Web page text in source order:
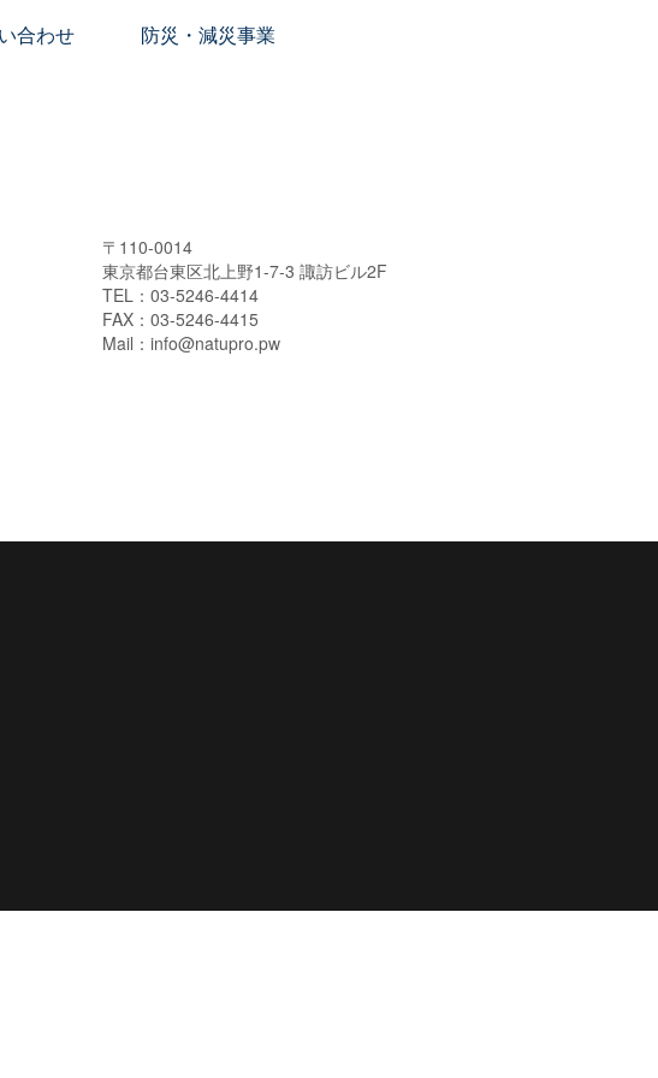
合わせ 防災・減災事業
〒110-0014
東京都台東区北上野1-7-3 諏訪ビル2F
TEL：03-5246-4414
FAX：03-5246-4415
Mail：info@natupro.pw